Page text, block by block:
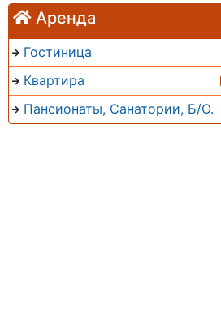
Аренда
Гостиница
Квартира
Пансионаты, Санатории, Б/О.